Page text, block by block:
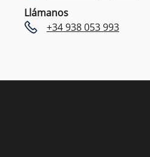
Llámanos
+34 938 053 993